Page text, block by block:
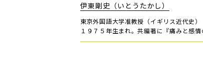
伊東剛史（いとうたかし）
東京外国語大学准教授（イギリス近代史）
１９７５年生まれ。共編著に『痛みと感